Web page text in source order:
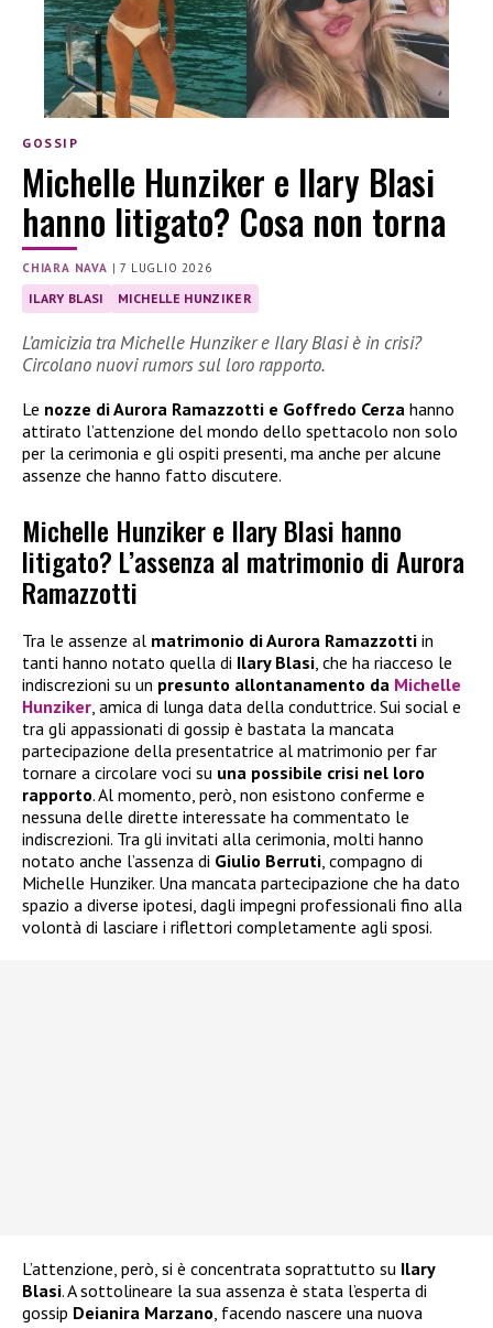
GOSSIP
Michelle Hunziker e Ilary Blasi
hanno litigato? Cosa non torna
CHIARA NAVA |7 LUGLIO 2026
ILARY BLASI MICHELLE HUNZIKER
L’amicizia tra Michelle Hunziker e Ilary Blasi è in crisi?
Circolano nuovi rumors sul loro rapporto.
Le nozze di Aurora Ramazzotti e Goffredo Cerza hanno
attirato l’attenzione del mondo dello spettacolo non solo
per la cerimonia e gli ospiti presenti, ma anche per alcune
assenze che hanno fatto discutere.
Michelle Hunziker e Ilary Blasi hanno
litigato? L’assenza al matrimonio di Aurora
Ramazzotti
Tra le assenze al matrimonio di Aurora Ramazzotti in
tanti hanno notato quella di Ilary Blasi, che ha riacceso le
indiscrezioni su un presunto allontanamento da Michelle
Hunziker, amica di lunga data della conduttrice. Sui social e
tra gli appassionati di gossip è bastata la mancata
partecipazione della presentatrice al matrimonio per far
tornare a circolare voci su una possibile crisi nel loro
rapporto. Al momento, però, non esistono conferme e
nessuna delle dirette interessate ha commentato le
indiscrezioni. Tra gli invitati alla cerimonia, molti hanno
notato anche l’assenza di Giulio Berruti, compagno di
Michelle Hunziker. Una mancata partecipazione che ha dato
spazio a diverse ipotesi, dagli impegni professionali fino alla
volontà di lasciare i riflettori completamente agli sposi.
L’attenzione, però, si è concentrata soprattutto su Ilary
Blasi. A sottolineare la sua assenza è stata l’esperta di
gossip Deianira Marzano, facendo nascere una nuova